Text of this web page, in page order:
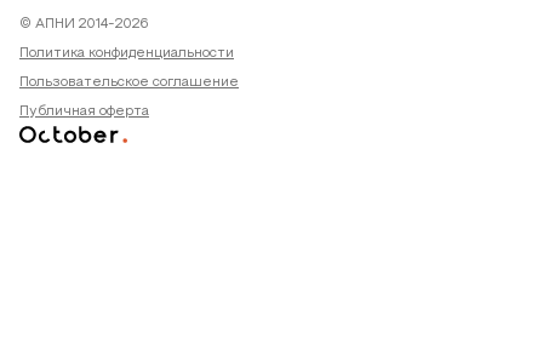
© АПНИ 2014-2026
Политика конфиденциальности
Пользовательское соглашение
Публичная оферта